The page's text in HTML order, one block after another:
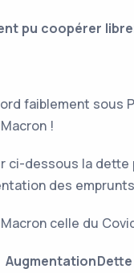
pu coopérer
faiblement
!
ci-dessous la
des
celle du
Augmentation